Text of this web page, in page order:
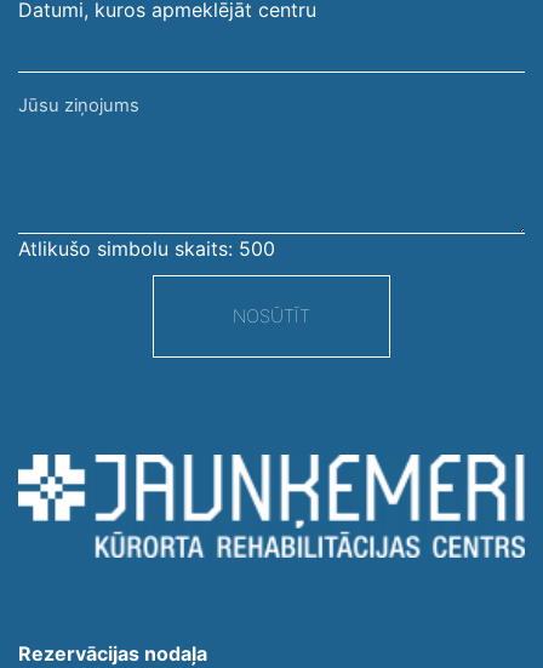
Datumi, kuros apmeklējāt centru
Jūsu
Atlikušo simbolu skaits: 500
NOSŪTĪT
Rezervācijas nodaļa